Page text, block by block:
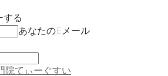
する
あなたのEメール
院てぃーぐすい